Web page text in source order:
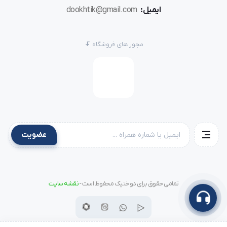
محیط‌های صنعتی که از اتوهای سنگین و طولانی مدت
طراحی ساده و استفاده از مواد با کیفیت، از کفی اتو در برابر
آسیب‌های ناشی از حرارت و سایش محافظت می‌کند. با
داده و از عملکرد مطلوب دستگاه خود برای مدت طولانی‌تری
بهره‌مند شوید.
ایمیل: dookhtik@gmail.com
مجوز های فروشگاه
عضویت
تمامی حقوق برای دوختیک محفوظ است -نقشه سایت